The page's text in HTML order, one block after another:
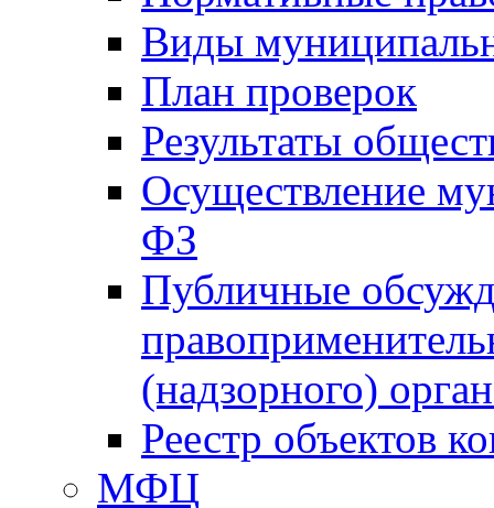
Виды
План проверок
Результаты
Осуществление
ФЗ
Публичные
(надзорного)
Реестр объектов
МФЦ